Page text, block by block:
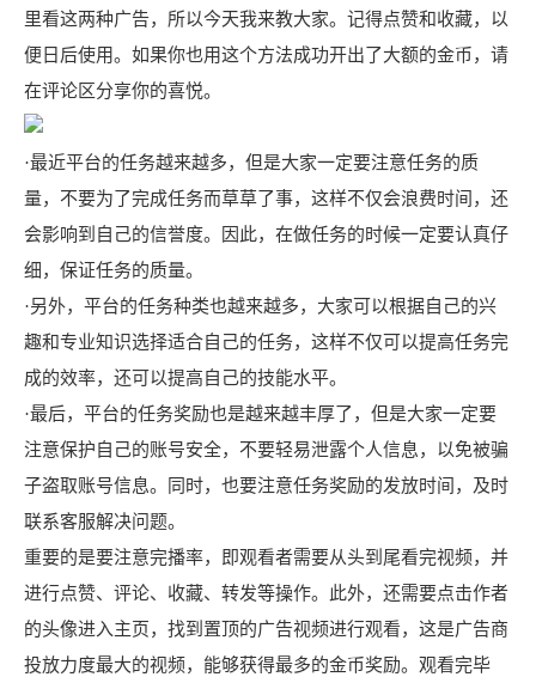
里看这两种广告，所以今天我来教大家。记得点赞和收藏，以
便日后使用。如果你也用这个方法成功开出了大额的金币，请
在评论区分享你的喜悦。
·最近平台的任务越来越多，但是大家一定要注意任务的质
量，不要为了完成任务而草草了事，这样不仅会浪费时间，还
会影响到自己的信誉度。因此，在做任务的时候一定要认真仔
细，保证任务的质量。
·另外，平台的任务种类也越来越多，大家可以根据自己的兴
趣和专业知识选择适合自己的任务，这样不仅可以提高任务完
成的效率，还可以提高自己的技能水平。
·最后，平台的任务奖励也是越来越丰厚了，但是大家一定要
注意保护自己的账号安全，不要轻易泄露个人信息，以免被骗
子盗取账号信息。同时，也要注意任务奖励的发放时间，及时
联系客服解决问题。
重要的是要注意完播率，即观看者需要从头到尾看完视频，并
进行点赞、评论、收藏、转发等操作。此外，还需要点击作者
的头像进入主页，找到置顶的广告视频进行观看，这是广告商
投放力度最大的视频，能够获得最多的金币奖励。观看完毕